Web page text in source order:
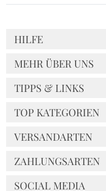
HILFE
MEHR ÜBER UNS
TIPPS & LINKS
TOP KATEGORIEN
VERSANDARTEN
ZAHLUNGSARTEN
SOCIAL MEDIA